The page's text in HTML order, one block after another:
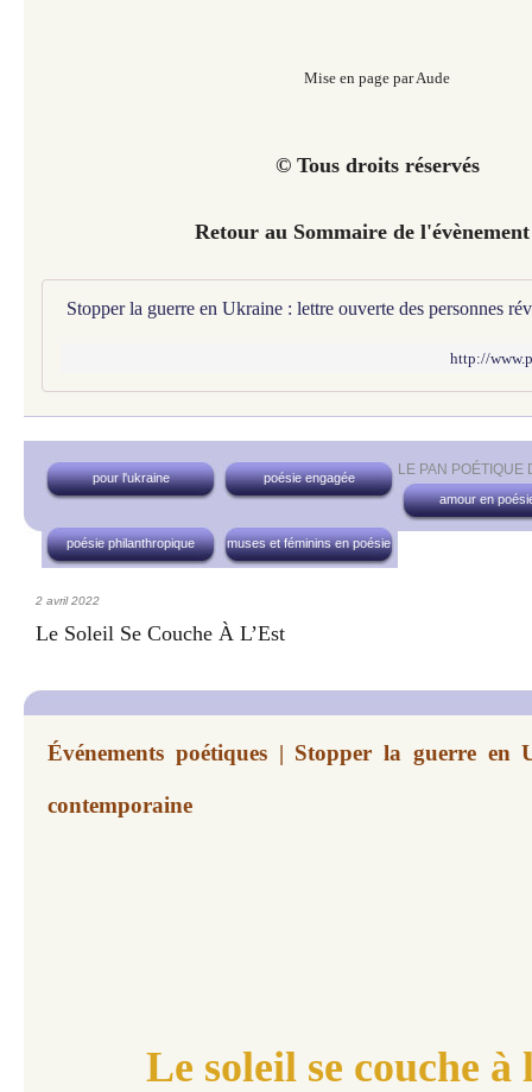
Mise en page par Aude
© Tous droits réservés
Retour au Sommaire de l'évènement
http://
LE PAN
pour l'ukraine
poésie engagée
amour en
poésie philanthropique muses et féminins en poésie
2 avril 2022
Le Soleil Se Couche À L’Est
Événements poétiques | Stopper la guerre en
contemporaine
Le soleil se couche à